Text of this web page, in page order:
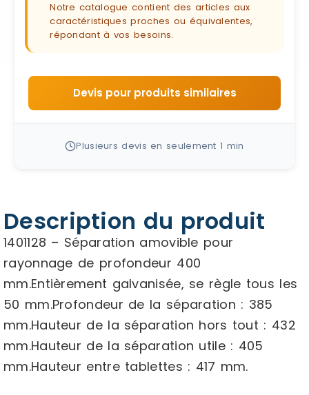
Notre catalogue contient des articles aux
caractéristiques proches ou équivalentes,
répondant à vos besoins.
Devis pour produits similaires
Plusieurs devis en seulement 1 min
Description du produit
1401128 – Séparation amovible pour
rayonnage de profondeur 400
mm.Entièrement galvanisée, se règle tous les
50 mm.Profondeur de la séparation : 385
mm.Hauteur de la séparation hors tout : 432
mm.Hauteur de la séparation utile : 405
mm.Hauteur entre tablettes : 417 mm.